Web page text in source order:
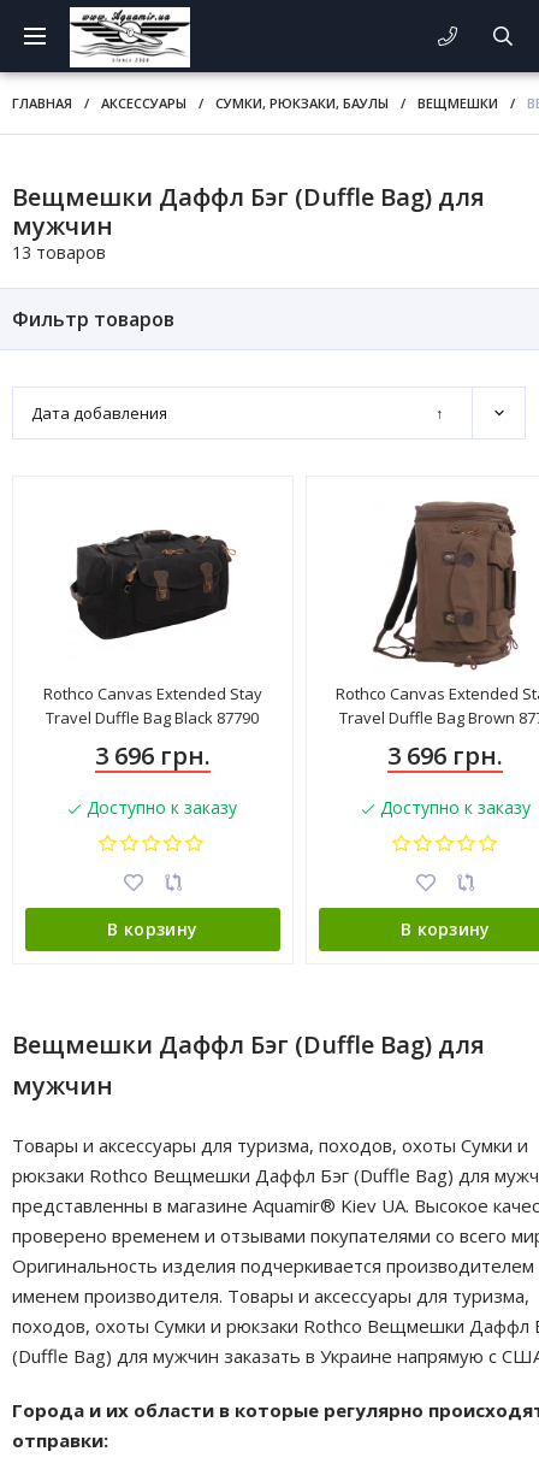
ГЛАВНАЯ / АКСЕССУАРЫ / СУМКИ, РЮКЗАКИ, БАУЛЫ / ВЕЩМЕШКИ /
Вещмешки Даффл Бэг (Duffle Bag) для
мужчин
13 товаров
Фильтр товаров
Дата добавления ↑
Rothco Canvas Extended Stay
Travel Duffle Bag Black 87790
3 696 грн.
Доступно к заказу
В корзину
Rothco Canvas Extended
Travel Duffle Bag Brown
3 696 грн.
Доступно к заказу
В корзину
Вещмешки Даффл Бэг (Duffle Bag) для
мужчин
Товары и аксессуары для туризма, походов, охоты Сумки и
рюкзаки Rothco Вещмешки Даффл Бэг (Duffle Bag) для
представленны в магазине Aquamir® Kiev UA. Высокое
проверено временем и отзывами покупателями со всего
Оригинальность изделия подчеркивается производителем
именем производителя. Товары и аксессуары для туризма,
походов, охоты Сумки и рюкзаки Rothco Вещмешки Даффл
(Duffle Bag) для мужчин заказать в Украине напрямую с
Города и их области в которые регулярно
отправки: